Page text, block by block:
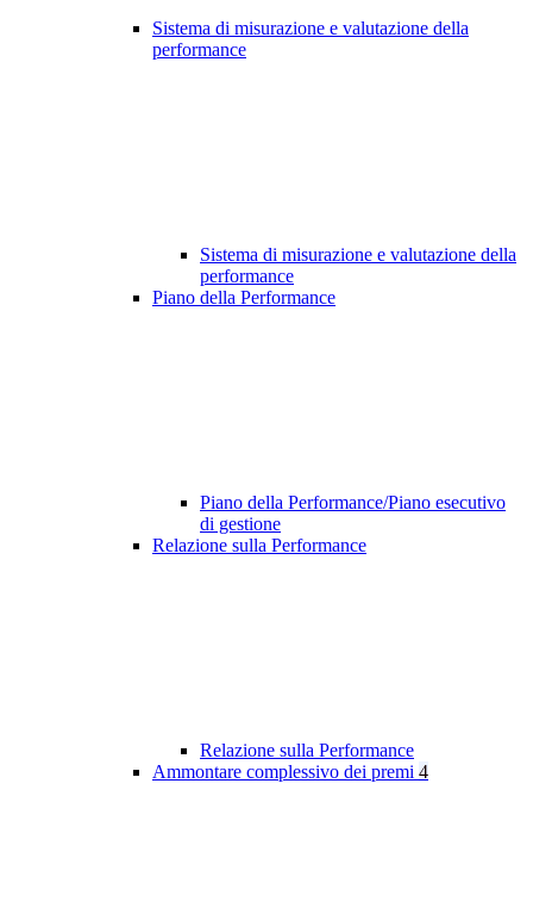
Sistema di misurazione e valutazione della
performance
Sistema di misurazione e valutazione della
performance
Piano della Performance
Piano della Performance/Piano esecutivo
di gestione
Relazione sulla Performance
Relazione sulla Performance
Ammontare complessivo dei premi 4